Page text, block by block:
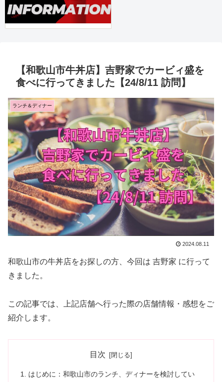
【和歌山市牛丼店】吉野家でカービィ盛を
食べに行ってきました【24/8/11 訪問】
ランチ＆ディナー
2024.08.11
和歌山市の牛丼店をお探しの方、今回は 吉野家 に行って
きました。
この記事では、上記店舗へ行った際の店舗情報・感想をご
紹介します。
目次
はじめに：和歌山市のランチ、ディナーを検討してい